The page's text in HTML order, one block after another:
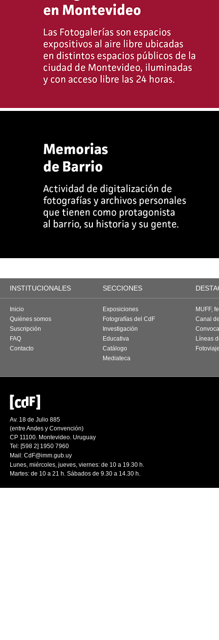
INSTITUCIONALES SECCIONES
Inicio
Quiénes somos
Suscripción
FAQ
Contacto
Exposiciones
Fotografías del CdF
Investigación
Educativa
Catálogo
Mediateca
MUFF,
Canal
Líneas
Av. 18 de Julio 885
(entre Andes y Convención)
CP 11100. Montevideo. Uruguay
Tel: [598 2] 1950 7960
Mail: CdF@imm.gub.uy
Lunes, miércoles, jueves, viernes: de 10 a 19.30 h.
Martes: de 10 a 21 h. Sábados de 9.30 a 14.30 h.